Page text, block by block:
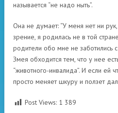
называется “не надо ныть”.
Она не думает: “У меня нет ни
зрение, я родилась не в той
родители обо мне не заботились
Змея обходится тем, что у нее
“животного-инвалида”. И если ей
просто меняет шкуру и ползет
Post Views: 1 389